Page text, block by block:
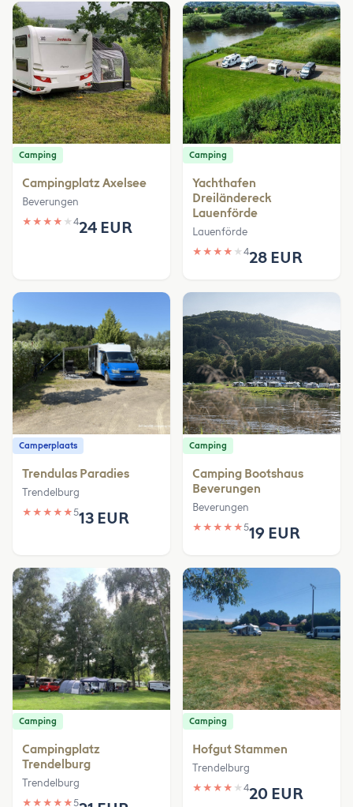
Camping
Campingplatz Axelsee
Beverungen
★ ★ ★ ★ ★ 424 EUR
Camping
Yachthafen
Dreiländereck
Lauenförde
Lauenförde
★ ★ ★ ★ ★ 428 EUR
Camperplaats
Trendulas Paradies
Trendelburg
★ ★ ★ ★ ★513 EUR
Camping
Camping Bootshaus
Beverungen
Beverungen
★ ★ ★ ★ ★519 EUR
Camping
Campingplatz
Trendelburg
Trendelburg
★ ★ ★ ★ ★5
Camping
Hofgut Stammen
Trendelburg
★ ★ ★ ★ ★ 420 EUR